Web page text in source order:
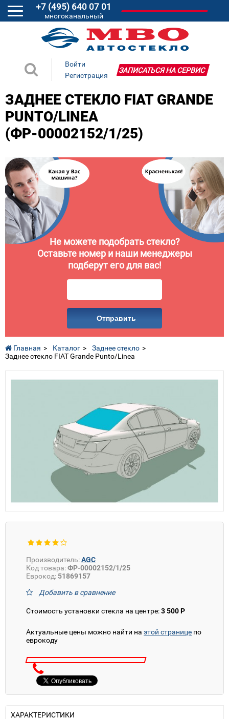
+7 (495) 640 07 01
многоканальный
Войти
Регистрация
ЗАПИСАТЬСЯ НА СЕРВИС
ЗАДНЕЕ СТЕКЛО FIAT GRANDE
PUNTO/LINEA
(ФР-00002152/1/25)
Не можете подобрать стекло?
Оставьте номер и наши менеджеры
подберут его для вас!
Отправить
Главная Каталог
Заднее стекло
Заднее стекло FIAT Grande Punto/Linea
Производитель:AGC
Код товара:ФР-00002152/1/25
Еврокод: 51869157
Добавить в сравнение
Стоимость установки стекла на центре:3 500 Р
Актуальные цены можно найти на этой странице по
еврокоду
ХАРАКТЕРИСТИКИ